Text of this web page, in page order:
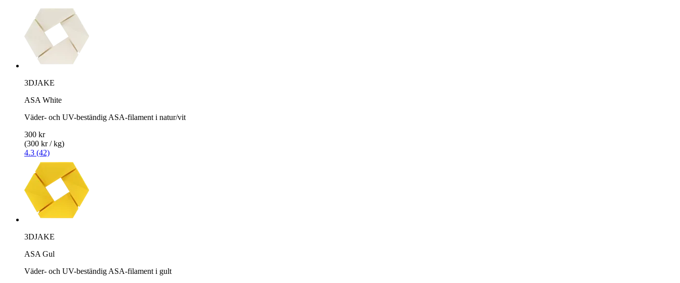
3DJAKE
ASA White
Väder- och UV-beständig ASA-filament i natur/vit
300 kr
(300 kr / kg)
4.3 (42)
3DJAKE
ASA Gul
Väder- och UV-beständig ASA-filament i gult